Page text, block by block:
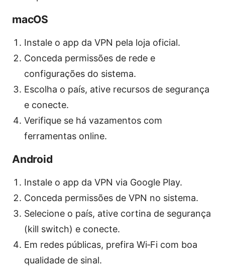
macOS
Instale o app da VPN pela loja oficial.
Conceda permissões de rede e
configurações do sistema.
Escolha o país, ative recursos de segurança
e conecte.
Verifique se há vazamentos com
ferramentas online.
Android
Instale o app da VPN via Google Play.
Conceda permissões de VPN no sistema.
Selecione o país, ative cortina de segurança
(kill switch) e conecte.
Em redes públicas, prefira Wi‑Fi com boa
qualidade de sinal.